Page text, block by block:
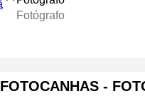
Fotógrafo
FOTOCANHAS -